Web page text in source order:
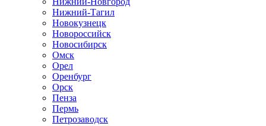
Нижний-Тагил
Новокузнецк
Новороссийск
Новосибирск
Омск
Орел
Оренбург
Орск
Пенза
Пермь
Петрозаводск